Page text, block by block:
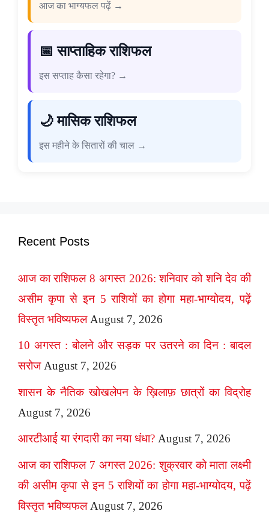
आज का भाग्यफल पढ़ें →
📅 साप्ताहिक राशिफल
इस सप्ताह कैसा रहेगा? →
🌙 मासिक राशिफल
इस महीने के सितारों की चाल →
Recent Posts
आज का राशिफल 8 अगस्त 2026: शनिवार को शनि देव की
असीम कृपा से इन 5 राशियों का होगा महा-भाग्योदय, पढ़ें
विस्तृत भविष्यफल August 7, 2026
10 अगस्त : बोलने और सड़क पर उतरने का दिन : बादल
सरोज August 7, 2026
शासन के नैतिक खोखलेपन के ख़िलाफ़ छात्रों का विद्रोह
August 7, 2026
आरटीआई या रंगदारी का नया धंधा? August 7, 2026
आज का राशिफल 7 अगस्त 2026: शुक्रवार को माता लक्ष्मी
की असीम कृपा से इन 5 राशियों का होगा महा-भाग्योदय, पढ़ें
विस्तृत भविष्यफल August 7, 2026